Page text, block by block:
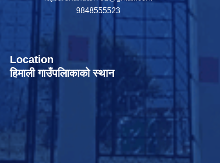
9848555523
Location
हिमाली गाउँपलािकाको स्थान